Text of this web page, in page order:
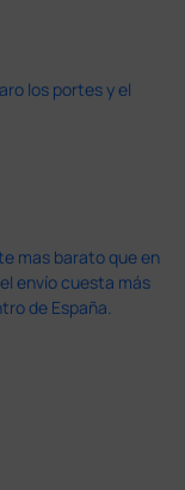
los portes y el
mas barato que en
envío cuesta más
de España.